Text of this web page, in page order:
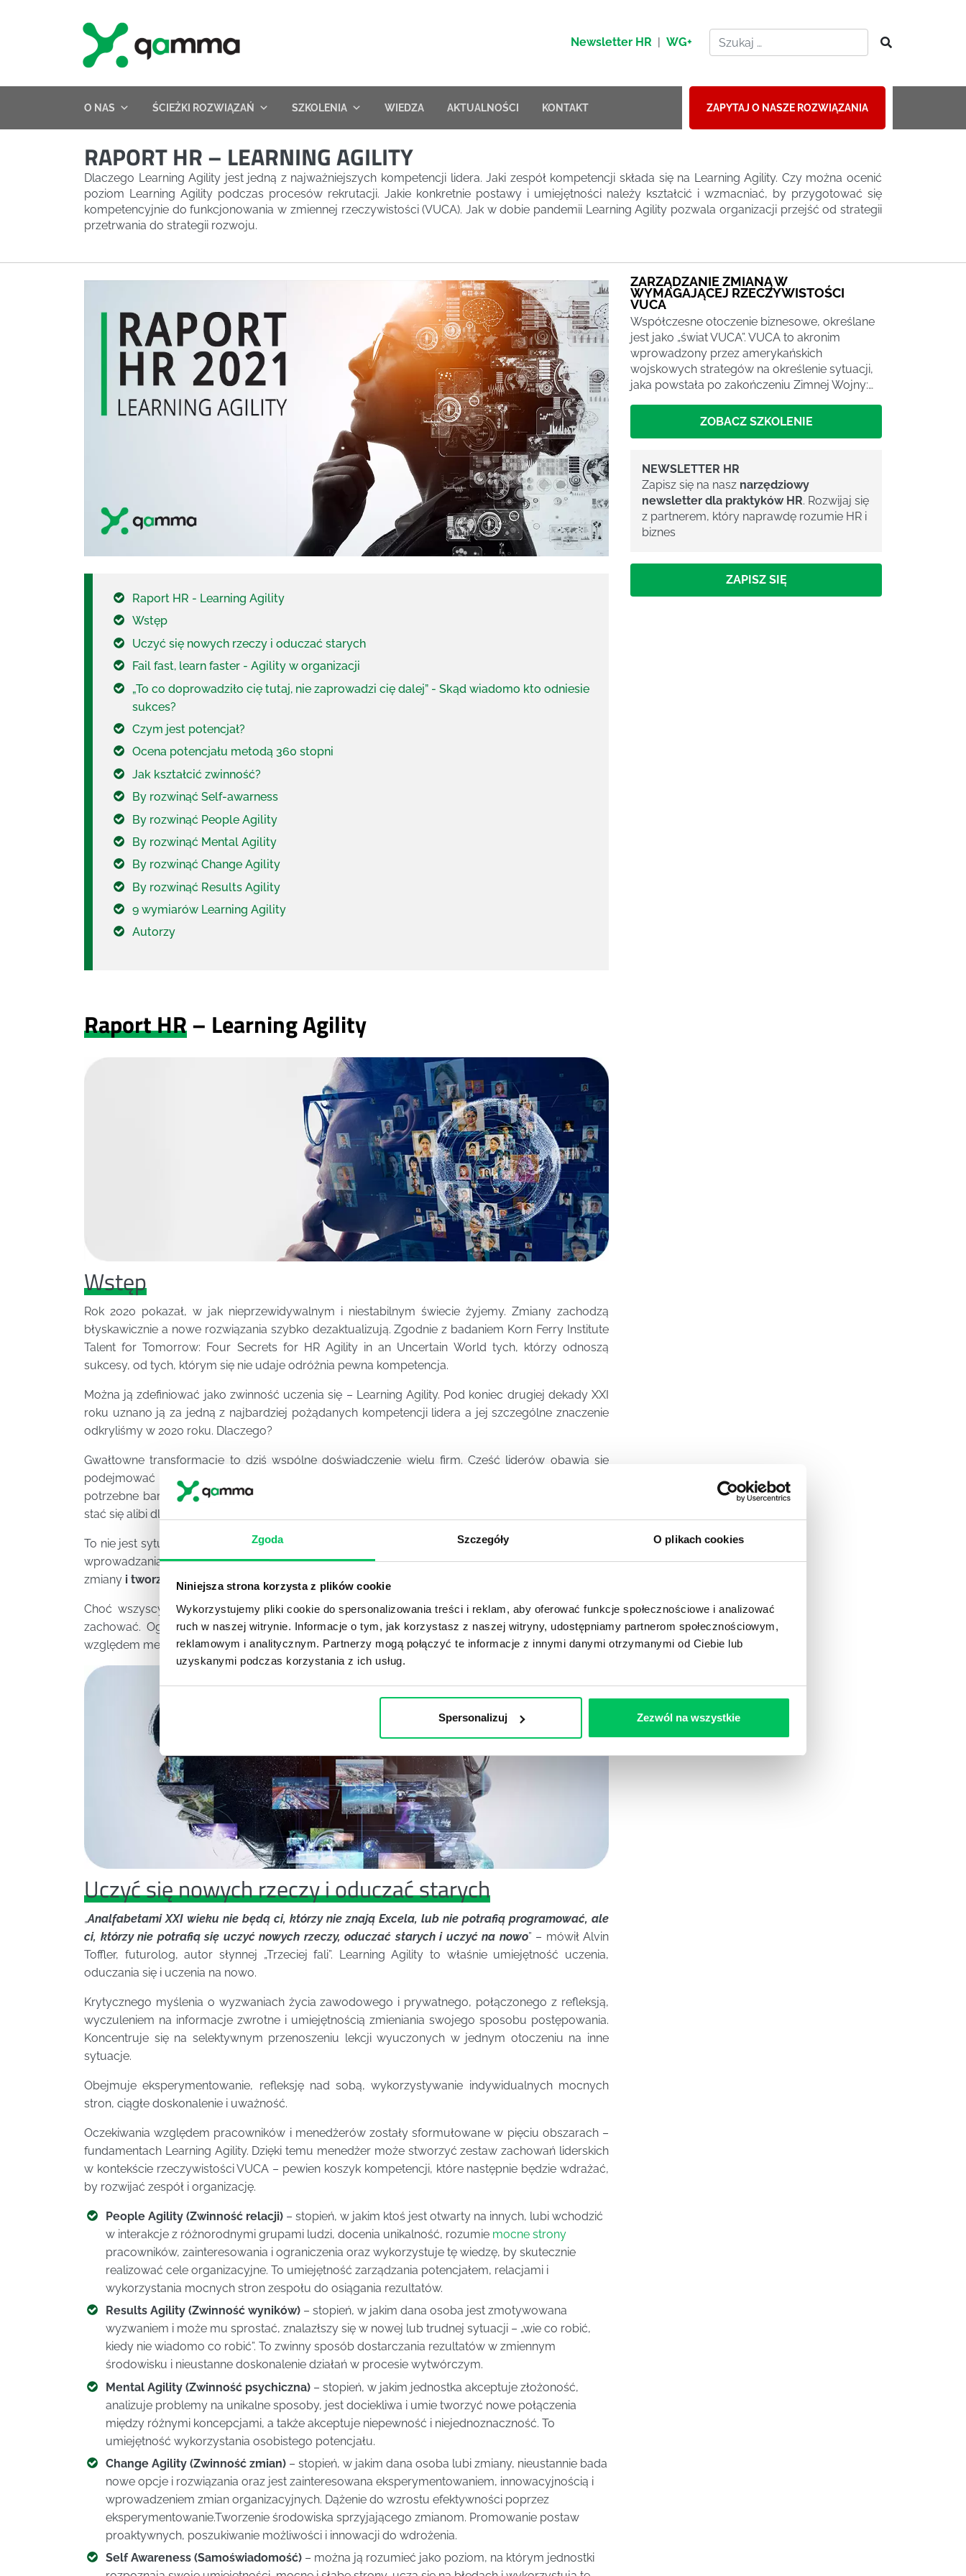
Zgoda Szczegóły O plikach cookies
Niniejsza strona korzysta z plików cookie
Wykorzystujemy pliki cookie do spersonalizowania treści i reklam, aby oferować funkcje społecznościowe i analizować
ruch w naszej witrynie. Informacje o tym, jak korzystasz z naszej witryny, udostępniamy partnerom społecznościowym,
reklamowym i analitycznym. Partnerzy mogą połączyć te informacje z innymi danymi otrzymanymi od Ciebie lub
uzyskanymi podczas korzystania z ich usług.
Spersonalizuj Zezwól na wszystkie
Newsletter HR | WG+
O NAS ŚCIEŻKI ROZWIĄZAŃ SZKOLENIA WIEDZA AKTUALNOŚCI KONTAKT ZAPYTAJ O NASZE ROZWIĄZANIA
RAPORT HR – LEARNING AGILITY
Dlaczego Learning Agility jest jedną z najważniejszych kompetencji lidera. Jaki zespół kompetencji składa się na Learning Agility. Czy można ocenić
poziom Learning Agility podczas procesów rekrutacji. Jakie konkretnie postawy i umiejętności należy kształcić i wzmacniać, by przygotować się
kompetencyjnie do funkcjonowania w zmiennej rzeczywistości (VUCA). Jak w dobie pandemii Learning Agility pozwala organizacji przejść od strategii
przetrwania do strategii rozwoju.
Raport HR - Learning Agility
Wstęp
Uczyć się nowych rzeczy i oduczać starych
Fail fast, learn faster - Agility w organizacji
„To co doprowadziło cię tutaj, nie zaprowadzi cię dalej” - Skąd wiadomo kto odniesie
sukces?
Czym jest potencjał?
Ocena potencjału metodą 360 stopni
Jak kształcić zwinność?
By rozwinąć Self-awarness
By rozwinąć People Agility
By rozwinąć Mental Agility
By rozwinąć Change Agility
By rozwinąć Results Agility
9 wymiarów Learning Agility
Autorzy
Raport HR– Learning Agility
Wstęp
Rok 2020 pokazał, w jak nieprzewidywalnym i niestabilnym świecie żyjemy. Zmiany zachodzą
błyskawicznie a nowe rozwiązania szybko dezaktualizują. Zgodnie z badaniem Korn Ferry Institute
Talent for Tomorrow: Four Secrets for HR Agility in an Uncertain World tych, którzy odnoszą
sukcesy, od tych, którym się nie udaje odróżnia pewna kompetencja.
Można ją zdefiniować jako zwinność uczenia się – Learning Agility. Pod koniec drugiej dekady XXI
roku uznano ją za jedną z najbardziej pożądanych kompetencji lidera a jej szczególne znaczenie
odkryliśmy w 2020 roku. Dlaczego?
Gwałtowne transformacje to dziś wspólne doświadczenie wielu firm. Część liderów obawia się
podejmować decyzje w obliczu zmian, jakie zafundował nam rok 2020, tymczasem są one dziś
potrzebne bardziej niż kiedykolwiek. Intensywność zmian, które zachodzą na zewnątrz nie może
stać się alibi dla marazmu w organizacji.
To nie jest sytuacja, którą można przeczekać. Aby utrzymać i poprawić produktywność, szybkość
wprowadzania produktów na rynek i sprawność organizacyjną, liderzy powinni szybko inicjować
zmiany i tworzyć w organizacji środowisko sprzyjające generowaniu innowacyjnych rozwiązań
Choć wszyscy mamy świadomość zmian, to nadal nie zawsze wiemy, jak się względem nich
zachować. Ogromną wartością koncepcji Learning Agility jest jasne sformułowanie oczekiwań
względem menedżerów i pracowników w odniesieniu do zmian.
Uczyć się nowych rzeczy i oduczać starych
„Analfabetami XXI wieku nie będą ci, którzy nie znają Excela, lub nie potrafią programować, ale
ci, którzy nie potrafią się uczyć nowych rzeczy, oduczać starych i uczyć na nowo” – mówił Alvin
Toffler, futurolog, autor słynnej „Trzeciej fali”. Learning Agility to właśnie umiejętność uczenia,
oduczania się i uczenia na nowo.
Krytycznego myślenia o wyzwaniach życia zawodowego i prywatnego, połączonego z refleksją,
wyczuleniem na informacje zwrotne i umiejętnością zmieniania swojego sposobu postępowania.
Koncentruje się na selektywnym przenoszeniu lekcji wyuczonych w jednym otoczeniu na inne
sytuacje.
Obejmuje eksperymentowanie, refleksję nad sobą, wykorzystywanie indywidualnych mocnych
stron, ciągłe doskonalenie i uważność.
Oczekiwania względem pracowników i menedżerów zostały sformułowane w pięciu obszarach –
fundamentach Learning Agility. Dzięki temu menedżer może stworzyć zestaw zachowań liderskich
w kontekście rzeczywistości VUCA – pewien koszyk kompetencji, które następnie będzie wdrażać,
by rozwijać zespół i organizację.
People Agility (Zwinność relacji) – stopień, w jakim ktoś jest otwarty na innych, lubi wchodzić
w interakcje z różnorodnymi grupami ludzi, docenia unikalność, rozumie mocne strony
pracowników, zainteresowania i ograniczenia oraz wykorzystuje tę wiedzę, by skutecznie
realizować cele organizacyjne. To umiejętność zarządzania potencjałem, relacjami i
wykorzystania mocnych stron zespołu do osiągania rezultatów.
Results Agility (Zwinność wyników) – stopień, w jakim dana osoba jest zmotywowana
wyzwaniem i może mu sprostać, znalazłszy się w nowej lub trudnej sytuacji – „wie co robić,
kiedy nie wiadomo co robić”. To zwinny sposób dostarczania rezultatów w zmiennym
środowisku i nieustanne doskonalenie działań w procesie wytwórczym.
Mental Agility (Zwinność psychiczna) – stopień, w jakim jednostka akceptuje złożoność,
analizuje problemy na unikalne sposoby, jest dociekliwa i umie tworzyć nowe połączenia
między różnymi koncepcjami, a także akceptuje niepewność i niejednoznaczność. To
umiejętność wykorzystania osobistego potencjału.
Change Agility (Zwinność zmian) – stopień, w jakim dana osoba lubi zmiany, nieustannie bada
nowe opcje i rozwiązania oraz jest zainteresowana eksperymentowaniem, innowacyjnością i
wprowadzeniem zmian organizacyjnych. Dążenie do wzrostu efektywności poprzez
eksperymentowanie.Tworzenie środowiska sprzyjającego zmianom. Promowanie postaw
proaktywnych, poszukiwanie możliwości i innowacji do wdrożenia.
Self Awareness (Samoświadomość) – można ją rozumieć jako poziom, na którym jednostki
ZARZĄDZANIE ZMIANĄ W
WYMAGAJĄCEJ RZECZYWISTOŚCI
VUCA
Współczesne otoczenie biznesowe, określane
jest jako „świat VUCA”. VUCA to akronim
wprowadzony przez amerykańskich
wojskowych strategów na określenie sytuacji,
jaka powstała po zakończeniu Zimnej Wojny:…
ZOBACZ SZKOLENIE
NEWSLETTER HR
Zapisz się na nasz narzędziowy
newsletter dla praktyków HR. Rozwijaj się
z partnerem, który naprawdę rozumie HR i
biznes
ZAPISZ SIĘ